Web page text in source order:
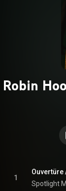
Robin
1
Ouvertüre
Spotlight